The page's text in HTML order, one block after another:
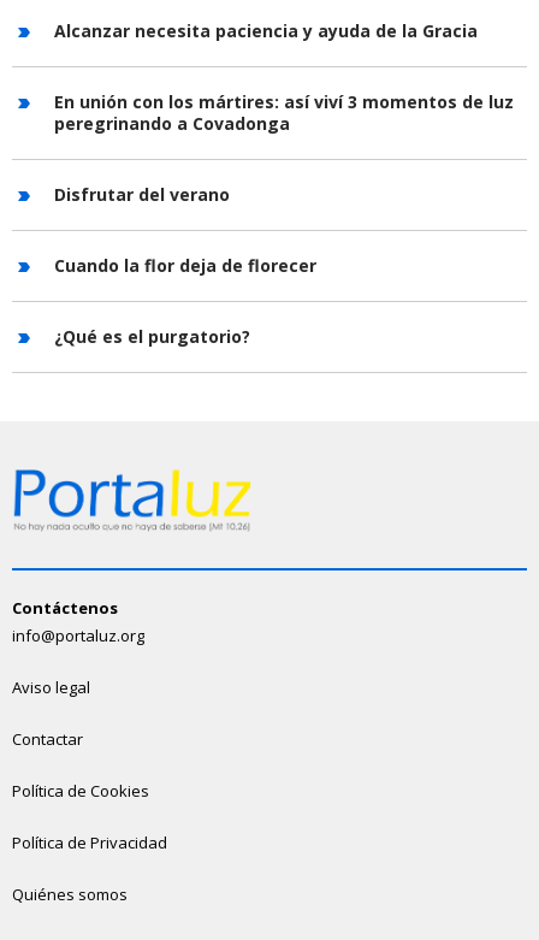
Alcanzar necesita paciencia y ayuda de la Gracia
En unión con los mártires: así viví 3 momentos de luz
peregrinando a Covadonga
Disfrutar del verano
Cuando la flor deja de florecer
¿Qué es el purgatorio?
Contáctenos
info@portaluz.org
Aviso legal
Contactar
Política de Cookies
Política de Privacidad
Quiénes somos